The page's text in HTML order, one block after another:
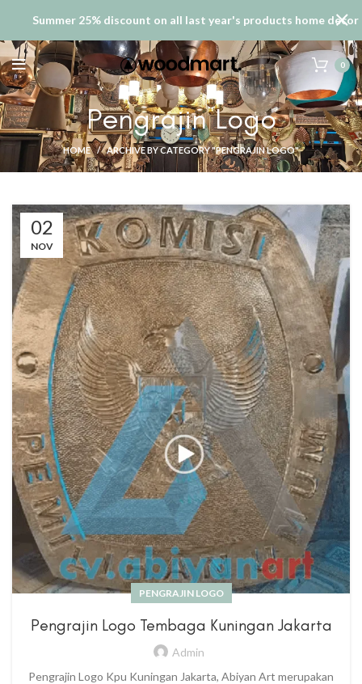
0
Pengrajin Logo
HOME ARCHIVE BY CATEGORY "PENGRAJIN LOGO"
02
NOV
PENGRAJIN LOGO
Pengrajin Logo Tembaga Kuningan Jakarta
Admin
Pengrajin Logo Kpu Kuningan Jakarta, Abiyan Art merupakan
Summer 25% discount on all last year's products home decor